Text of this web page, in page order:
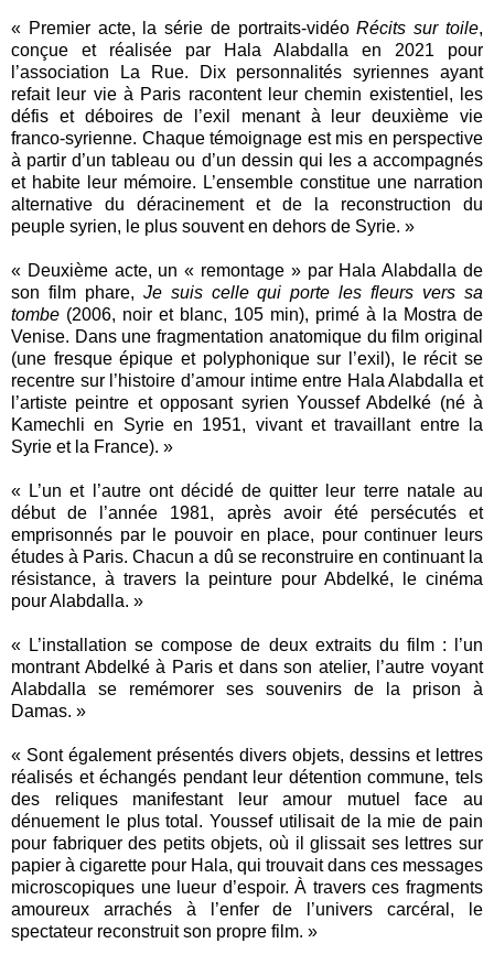
« Premier acte, la série de portraits-vidéoRécits sur toile,
conçue et réalisée par Hala Alabdalla en 2021 pour
l’association La Rue. Dix personnalités syriennes ayant
refait leur vie à Paris racontent leur chemin existentiel, les
défis et déboires de l’exil menant à leur deuxième vie
franco-syrienne. Chaque témoignage est mis en perspective
à partir d’un tableau ou d’un dessin qui les a accompagnés
et habite leur mémoire. L’ensemble constitue une narration
alternative du déracinement et de la reconstruction du
peuple syrien, le plus souvent en dehors de Syrie. »
« Deuxième acte, un « remontage » par Hala Alabdalla de
son film phare, Je suis celle qui porte les fleurs vers sa
tombe (2006, noir et blanc, 105 min), primé à la Mostra de
Venise. Dans une fragmentation anatomique du film original
(une fresque épique et polyphonique sur l’exil), le récit se
recentre sur l’histoire d’amour intime entre Hala Alabdalla et
l’artiste peintre et opposant syrien Youssef Abdelké (né à
Kamechli en Syrie en 1951, vivant et travaillant entre la
Syrie et la France). »
« L’un et l’autre ont décidé de quitter leur terre natale au
début de l’année 1981, après avoir été persécutés et
emprisonnés par le pouvoir en place, pour continuer leurs
études à Paris. Chacun a dû se reconstruire en continuant la
résistance, à travers la peinture pour Abdelké, le cinéma
pour Alabdalla. »
« L’installation se compose de deux extraits du film : l’un
montrant Abdelké à Paris et dans son atelier, l’autre voyant
Alabdalla se remémorer ses souvenirs de la prison à
Damas. »
« Sont également présentés divers objets, dessins et lettres
réalisés et échangés pendant leur détention commune, tels
des reliques manifestant leur amour mutuel face au
dénuement le plus total. Youssef utilisait de la mie de pain
pour fabriquer des petits objets, où il glissait ses lettres sur
papier à cigarette pour Hala, qui trouvait dans ces messages
microscopiques une lueur d’espoir. À travers ces fragments
amoureux arrachés à l’enfer de l’univers carcéral, le
spectateur reconstruit son propre film. »